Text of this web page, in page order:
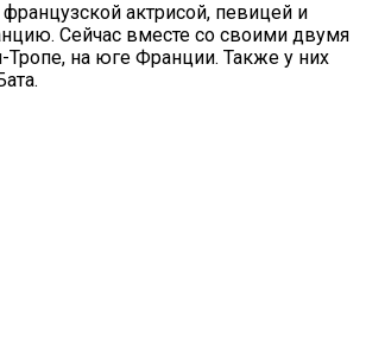
актрисой, певицей и
Сейчас вместе со своими двумя
на юге Франции. Также у них